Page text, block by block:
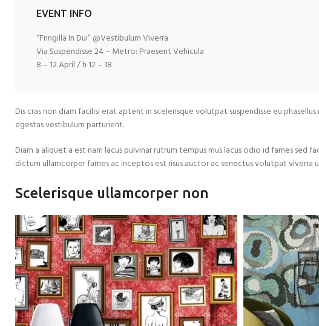
EVENT INFO
“Fringilla In Dui” @Vestibulum Viverra
Via Suspendisse 24 – Metro: Praesent Vehicula
8 – 12 April / h 12 – 18
Dis cras non diam facilisi erat aptent in scelerisque volutpat suspendisse eu phasellus
egestas vestibulum parturient.
Diam a aliquet a est nam lacus pulvinar rutrum tempus mus lacus odio id fames sed
dictum ullamcorper fames ac inceptos est risus auctor ac senectus volutpat viverra
Scelerisque ullamcorper non